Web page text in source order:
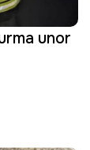
unor